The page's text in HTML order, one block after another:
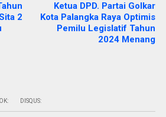
2
Ketua DPD. Partai Golkar
Kota Palangka Raya Optimis
Pemilu Legislatif Tahun
2024 Menang
DISQUS: